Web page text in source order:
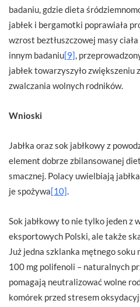
badaniu, gdzie dieta
jabłek i bergamotki poprawiała
wzrost beztłuszczowej masy
innym badaniu[9] ,
jabłek towarzyszyło zwiększeniu
zwalczania wolnych rodników.
Wnioski
Jabłka oraz sok jabłkowy z
element dobrze zbilansowanej
smacznej. Polacy uwielbiają
je spożywa[10]
Sok jabłkowy to nie tylko jeden z
eksportowych Polski, ale także
Już jedna szklanka mętnego soku
100 mg polifenoli – naturalnych
pomagają neutralizować wolne
komórek przed stresem